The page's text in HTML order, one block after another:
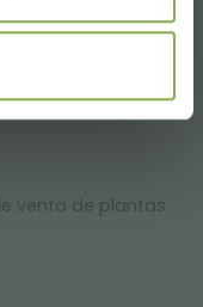
venta de plantas